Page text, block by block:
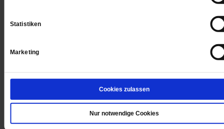
Statistiken
Marketing
Cookies zulassen
Nur notwendige Cookies
Ausschreitungen auch Nachwirkungen des alten